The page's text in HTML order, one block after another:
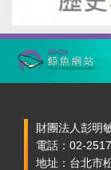
財團法人彭明
電話：02-
地址：台北市